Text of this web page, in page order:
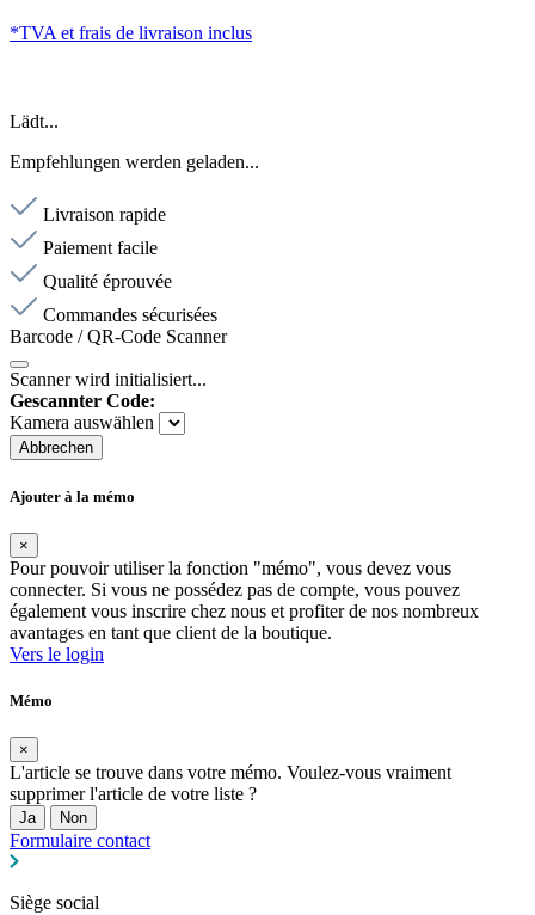
*TVA et frais de livraison inclus
Lädt...
Empfehlungen werden geladen...
Livraison rapide
Paiement facile
Qualité éprouvée
Commandes sécurisées
Barcode / QR-Code Scanner
Scanner wird initialisiert...
Gescannter Code:
Kamera auswählen
Abbrechen
Ajouter à la mémo
×
Pour pouvoir utiliser la fonction "mémo", vous devez vous
connecter. Si vous ne possédez pas de compte, vous pouvez
également vous inscrire chez nous et profiter de nos nombreux
avantages en tant que client de la boutique.
Vers le login
Mémo
×
L'article se trouve dans votre mémo. Voulez-vous vraiment
supprimer l'article de votre liste ?
Ja Non
Formulaire contact
Siège social